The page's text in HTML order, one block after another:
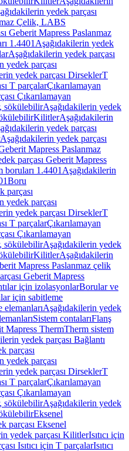
yedek parçası
Çelik, LABS
Geberit Mapress Paslanmaz
1.4401 Aşağıdakilerin yedek
Aşağıdakilerin yedek parçası
yedek parçası
yedek parçası DirseklerT
T parçalarÇıkarılamayan
Çıkarılamayan
sökülebilirAşağıdakilerin yedek
KilitlerAşağıdakilerin
yedek parçası
Aşağıdakilerin yedek parçası
Mapress Paslanmaz
parçası Geberit Mapress
boruları 1.4401 Aşağıdakilerin
Boru
parçası
yedek parçası
yedek parçası DirseklerT
T parçalarÇıkarılamayan
Çıkarılamayan
sökülebilirAşağıdakilerin yedek
KilitlerAşağıdakilerin
Mapress Paslanmaz çelik
Geberit Mapress
için izolasyonlarBorular ve
için sabitleme
elemanlarıAşağıdakilerin yedek
Sistem contalarıFlanş
Mapress ThermTherm sistem
yedek parçası Bağlantı
parçası
yedek parçası
yedek parçası DirseklerT
T parçalarÇıkarılamayan
Çıkarılamayan
sökülebilirAşağıdakilerin yedek
Eksenel
parçası Eksenel
yedek parçası KilitlerIsıtıcı için
Isıtıcı için T parçalarIsıtıcı